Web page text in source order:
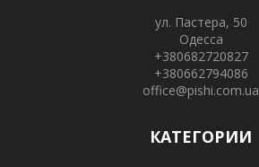
ул. Пастера, 50
Одесса
+380682720827
+380662794086
office@pishi.com.ua
КАТЕГОРИИ